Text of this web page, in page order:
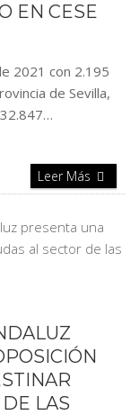
EN CESE
2021 con 2.195
de Sevilla,
Leer Más
LAS